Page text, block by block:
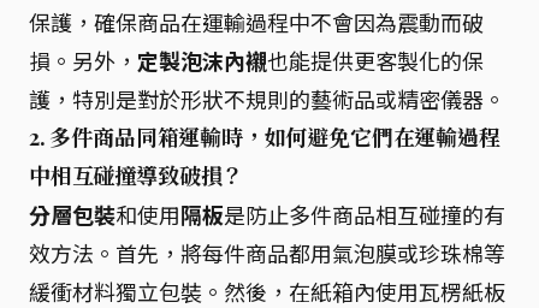
保護，確保商品在運輸過程中不會因為震動而破
損。另外， 定製泡沫內襯也能提供更客製化的保
護，特別是對於形狀不規則的藝術品或精密儀器。
2. 多件商品同箱運輸時，如何避免它們在運輸過程
中相互碰撞導致破損？
分層包裝和使用隔板是防止多件商品相互碰撞的有
效方法。首先，將每件商品都用氣泡膜或珍珠棉等
緩衝材料獨立包裝。然後，在紙箱內使用瓦楞紙板